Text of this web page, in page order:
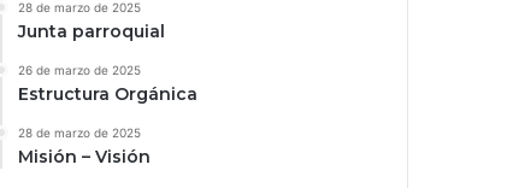
28 de marzo de 2025
Junta parroquial
26 de marzo de 2025
Estructura Orgánica
28 de marzo de 2025
Misión – Visión